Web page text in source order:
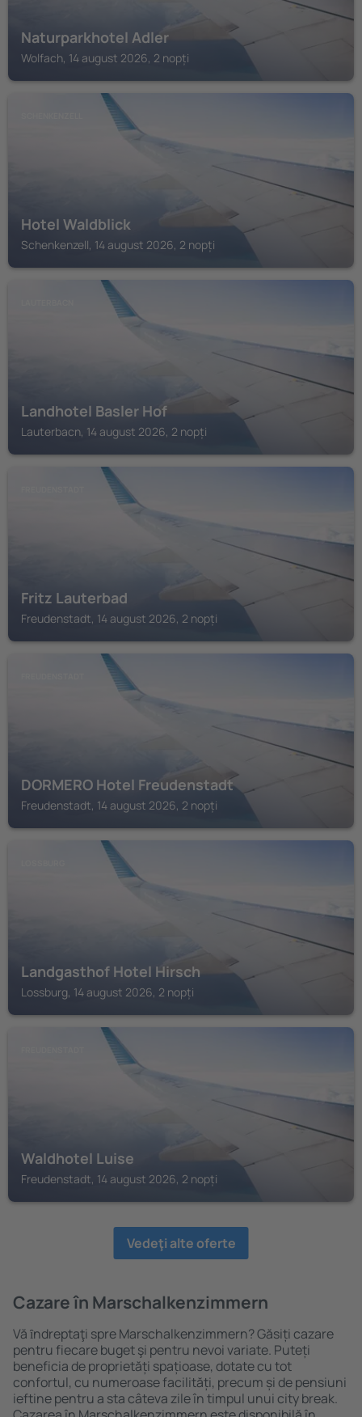
Naturparkhotel Adler
Wolfach, 14 august 2026, 2 nopți
Hotel Waldblick
Schenkenzell, 14 august 2026, 2 nopți
Landhotel Basler Hof
Lauterbacn, 14 august 2026, 2 nopți
Fritz Lauterbad
Freudenstadt, 14 august 2026, 2 nopți
DORMERO Hotel Freudenstadt
Freudenstadt, 14 august 2026, 2 nopți
Landgasthof Hotel Hirsch
Lossburg, 14 august 2026, 2 nopți
Waldhotel Luise
Freudenstadt, 14 august 2026, 2 nopți
Vedeţi alte oferte
Cazare în Marschalkenzimmern
Vă ȋndreptaţi spre Marschalkenzimmern? Găsiți cazare
pentru fiecare buget şi pentru nevoi variate. Puteți
beneficia de proprietăți spațioase, dotate cu tot
confortul, cu numeroase facilități, precum și de pensiuni
ieftine pentru a sta câteva zile în timpul unui city break.